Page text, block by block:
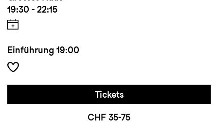
19:30 - 22:15
Einführung 19:00
Tickets
CHF 35-75